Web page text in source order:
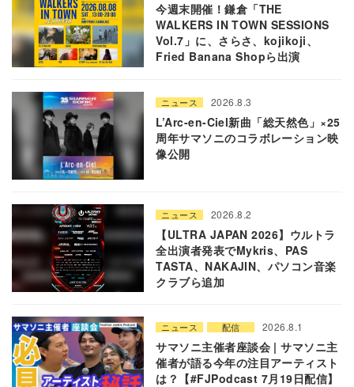
今週末開催！鎌倉「THE
WALKERS IN TOWN SESSIONS
Vol.7」に、さらさ、kojikoji、
Fried Banana Shopら出演
ニュース 2026.8.3
L’Arc-en-Ciel新曲「総天然色」×25
周年サマソニのコラボレーション映
像公開
ニュース 2026.8.2
【ULTRA JAPAN 2026】ウルトラ
全出演者発表でMykris、PAS
TASTA、NAKAJIN、パソコン音楽
クラブら追加
ニュース 配信 2026.8.1
サマソニ主催者座談会 | サマソニ主
催者が語る今年の注目アーティスト
は？【#FJPodcast 7月19日配信】